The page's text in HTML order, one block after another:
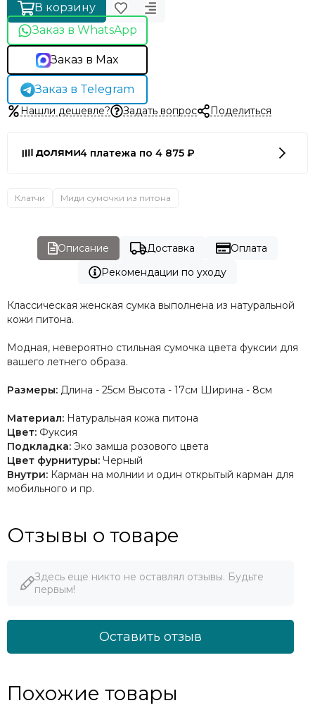
В корзину
Заказ в WhatsApp
Заказ в Max
Заказ в Telegram
Нашли дешевле? Задать вопрос Поделиться
4 платежа по 4 875 ₽
Клатчи Миди сумочки из питона
Описание Доставка
Оплата
Рекомендации по уходу
Классическая женская сумка выполнена из натуральной
кожи питона.
Модная, невероятно стильная сумочка цвета фуксии для
вашего летнего образа.
Размеры: Длина - 25см Высота - 17см Ширина - 8см
Материал: Натуральная кожа питона
Цвет: Фуксия
Подкладка: Эко замша розового цвета
Цвет фурнитуры: Черный
Внутри: Карман на молнии и один открытый карман для
мобильного и пр.
Отзывы о товаре
Здесь еще никто не оставлял отзывы. Будьте
первым!
Оставить отзыв
Похожие товары